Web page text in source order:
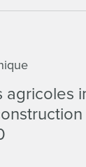
agricoles